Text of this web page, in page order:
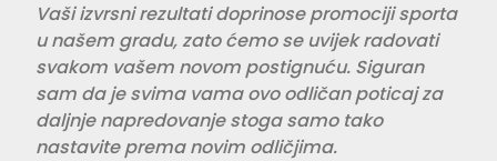
Vaši izvrsni rezultati doprinose promociji sporta
u našem gradu, zato ćemo se uvijek radovati
svakom vašem novom postignuću. Siguran
sam da je svima vama ovo odličan poticaj za
daljnje napredovanje stoga samo tako
nastavite prema novim odličjima.